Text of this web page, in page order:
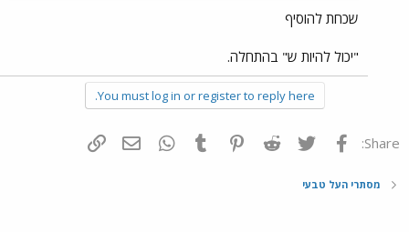
שכחת להוסיף
"יכול להיות ש" בהתחלה.
You must log in or register to reply here.
Share: פייסבוק Twitter
Reddit
Pinterest
Tumblr
WhatsAppדואר אלקטרוני
מסתרי העל טבעי